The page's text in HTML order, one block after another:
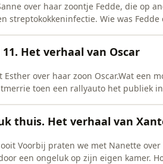
over haar zoontje Fedde, die op
streptokokkeninfectie. Wie was
Het verhaal van Oscar
over haar zoon Oscar.Wat een
toen een rallyauto het publiek
thuis. Het verhaal van
Voorbij praten we met Nanette
een ongeluk op zijn eigen kamer.